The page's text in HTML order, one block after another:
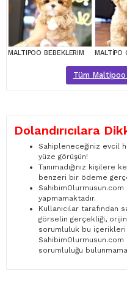
MALTIPOO BEBEKLERIM MALTİPO
Tüm Maltipoo
Dolandırıcılara
Sahipleneceğiniz evcil
yüze görüşün!
Tanımadığınız
benzeri bir ödeme
SahibimOlurmusun.com
yapmamaktadır.
Kullanıcılar tarafından
görselin gerçekliği,
sorumluluk bu içerikleri
sorumluluğu